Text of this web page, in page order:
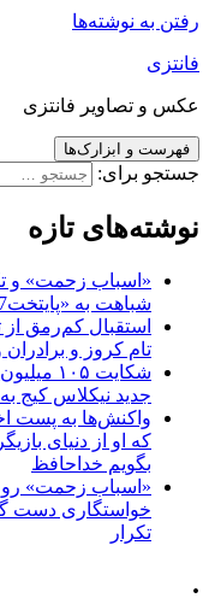
رفتن به نوشته‌ها
فانتزی
عکس و تصاویر فانتزی
فهرست و ابزارک‌ها
جستجو برای:
نوشته‌های تازه
«اسباب زحمت» و
شباهت به «پایتخت7» و چرخش بر مدار تکرار
تام کروز و برادران
شکایت
جدید نیکلاس کیج
واکنش‌ها به پست
که او از دنیای
بگویم خداحافظ
«اسباب زحمت»
تکرار
.